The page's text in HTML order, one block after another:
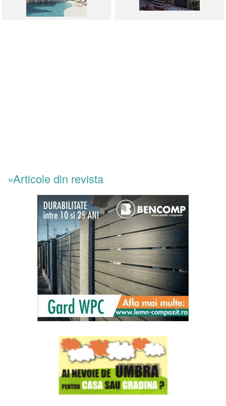
»Articole din revista